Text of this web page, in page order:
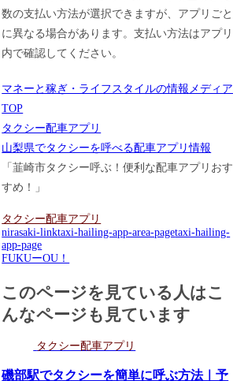
数の支払い方法が選択できますが、アプリごと
に異なる場合があります。支払い方法はアプリ
内で確認してください。
マネーと稼ぎ・ライフスタイルの情報メディア
TOP
タクシー配車アプリ
山梨県でタクシーを呼べる配車アプリ情報
「韮崎市タクシー呼ぶ！便利な配車アプリおす
すめ！」
タクシー配車アプリ
nirasaki-linktaxi-hailing-app-area-pagetaxi-hailing-
app-page
FUKUーOU！
このページを見ている人はこ
んなページも見ています
タクシー配車アプリ
磯部駅でタクシーを簡単に呼ぶ方法｜予